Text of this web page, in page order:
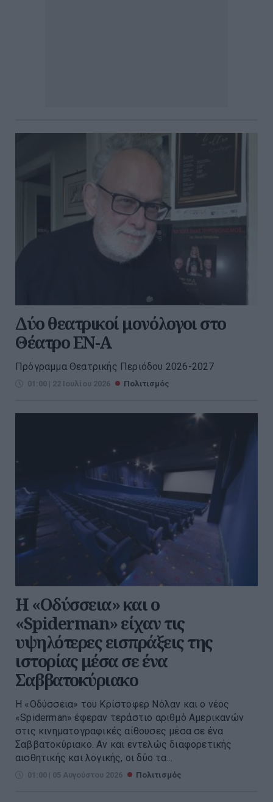
Δύο θεατρικοί μονόλογοι στο
Θέατρο ΕΝ-Α
Πρόγραμμα Θεατρικής Περιόδου 2026-2027
01:00 | 22 Ιουλίου 2026 Πολιτισμός
Η «Οδύσσεια» και ο
«Spiderman» είχαν τις
υψηλότερες εισπράξεις της
ιστορίας μέσα σε ένα
Σαββατοκύριακο
Η «Οδύσσεια» του Κρίστοφερ Νόλαν και ο νέος
«Spiderman» έφεραν τεράστιο αριθμό Αμερικανών
στις κινηματογραφικές αίθουσες μέσα σε ένα
Σαββατοκύριακο. Αν και εντελώς διαφορετικής
αισθητικής και λογικής, οι δύο τα...
01:00 | 05 Αυγούστου 2026 Πολιτισμός